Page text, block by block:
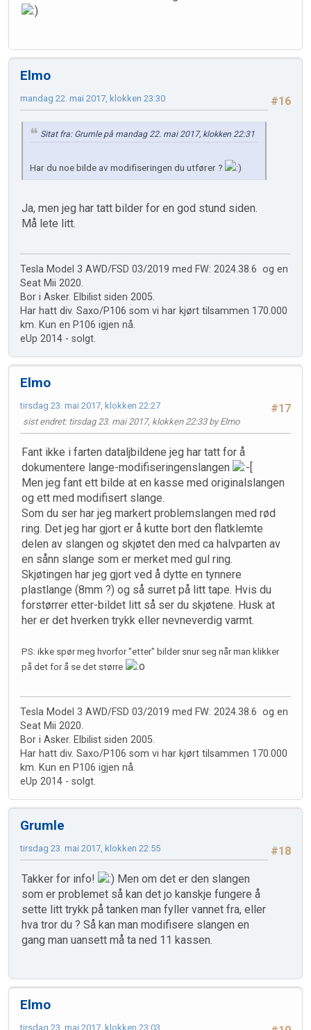
Elmo
#16
mandag 22. mai 2017, klokken 23:30
Sitat fra: Grumle på mandag 22. mai 2017, klokken 22:31
Har du noe bilde av modifiseringen du utfører ?
Ja, men jeg har tatt bilder for en god stund siden.
Må lete litt.
Tesla Model 3 AWD/FSD 03/2019 med FW: 2024.38.6 og en
Seat Mii 2020.
Bor i Asker. Elbilist siden 2005.
Har hatt div. Saxo/P106 som vi har kjørt tilsammen 170.000
km. Kun en P106 igjen nå.
eUp 2014 - solgt.
Elmo
#17
tirsdag 23. mai 2017, klokken 22:27
sist endret: tirsdag 23. mai 2017, klokken 22:33 by Elmo
Fant ikke i farten dataljbildene jeg har tatt for å
dokumentere lange-modifiseringenslangen
Men jeg fant ett bilde at en kasse med originalslangen
og ett med modifisert slange.
Som du ser har jeg markert problemslangen med rød
ring. Det jeg har gjort er å kutte bort den flatklemte
delen av slangen og skjøtet den med ca halvparten av
en sånn slange som er merket med gul ring.
Skjøtingen har jeg gjort ved å dytte en tynnere
plastlange (8mm ?) og så surret på litt tape. Hvis du
forstørrer etter-bildet litt så ser du skjøtene. Husk at
her er det hverken trykk eller nevneverdig varmt.
PS: ikke spør meg hvorfor "etter" bilder snur seg når man klikker
på det for å se det større
Tesla Model 3 AWD/FSD 03/2019 med FW: 2024.38.6 og en
Seat Mii 2020.
Bor i Asker. Elbilist siden 2005.
Har hatt div. Saxo/P106 som vi har kjørt tilsammen 170.000
km. Kun en P106 igjen nå.
eUp 2014 - solgt.
Grumle
#18
tirsdag 23. mai 2017, klokken 22:55
Takker for info!
Men om det er den slangen
som er problemet så kan det jo kanskje fungere å
sette litt trykk på tanken man fyller vannet fra, eller
hva tror du ? Så kan man modifisere slangen en
gang man uansett må ta ned 11 kassen.
Elmo
tirsdag 23. mai 2017, klokken 23:03